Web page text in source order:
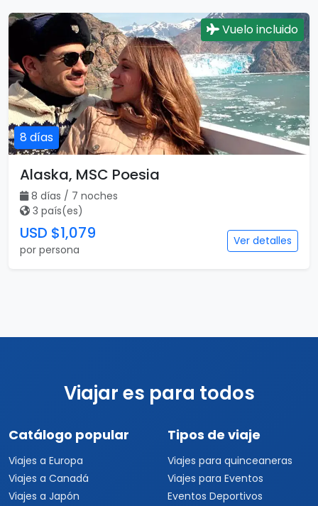
8 días
Vuelo incluido
Alaska, MSC Poesia
8 días / 7 noches
3 país(es)
USD $1,079
por persona
Ver detalles
Viajar es para todos
Catálogo popular
Viajes a Europa
Viajes a Canadá
Viajes a Japón
Tipos de viaje
Viajes para quinceaneras
Viajes para Eventos
Eventos Deportivos